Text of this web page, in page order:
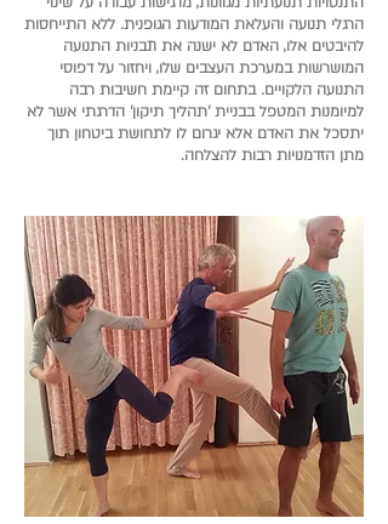
הרגלי תנועה והעלאת המודעות הגופנית. ללא התייחסות
להיבטים אלו, האדם לא ישנה את תבניות התנועה
המושרשות במערכת העצבים שלו, ויחזור על דפוסי
התנועה הלקויים. בתחום זה קיימת חשיבות רבה
למיומנות המטפל בבניית 'תהליך תיקון' הדרגתי אשר לא
יתסכל את האדם אלא יגרום לו לתחושת ביטחון תוך
מתן הזדמנויות רבות להצלחה.